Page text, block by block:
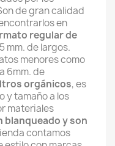
de gran calidad
en
regular de
mm. de largos.
menores como
6mm. de
orgánicos, es
y tamaño a los
materiales
blanqueado y son
contamos